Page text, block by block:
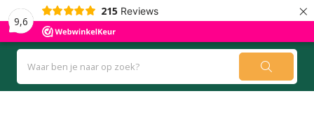
9,6
215 Reviews ×